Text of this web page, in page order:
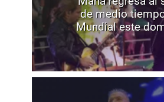
de medio
Mundial este